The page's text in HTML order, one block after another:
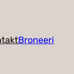
Broneeri